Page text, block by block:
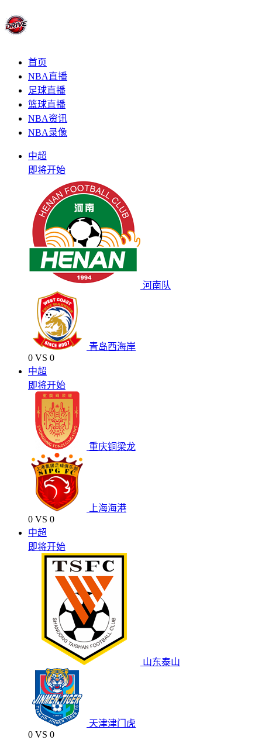
首页
NBA直播
足球直播
篮球直播
NBA资讯
NBA录像
中超
即将开始
河南队
青岛西海岸
0 VS 0
中超
即将开始
重庆铜梁龙
上海海港
0 VS 0
中超
即将开始
山东泰山
天津津门虎
0 VS 0